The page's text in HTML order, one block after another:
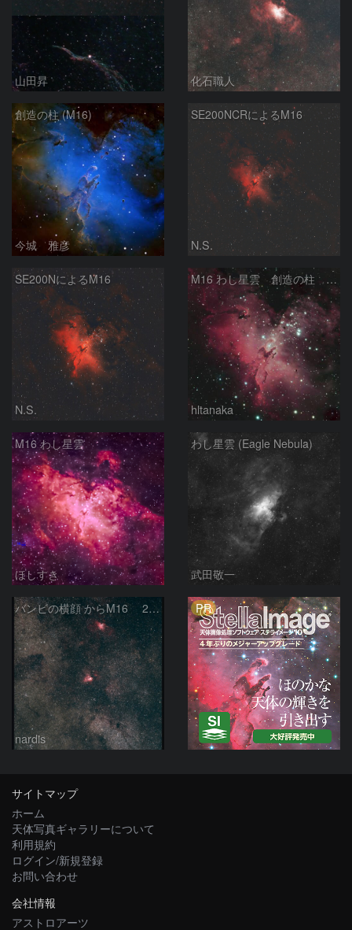
山田昇 化石職人
創造の柱 (M16)
今城 雅彦
SE200NCRによるM16
N.S.
SE200NによるM16
N.S.
M16 わし星雲 創造の柱 へび座
hltanaka
M16 わし星雲
ほしすき
わし星雲 (Eagle Nebula)
武田敬一
バンビの横顔 からM16 2026/06/14
nardis
PR
サイトマップ
ホーム
天体写真ギャラリーについて
利用規約
ログイン/新規登録
お問い合わせ
会社情報
アストロアーツ